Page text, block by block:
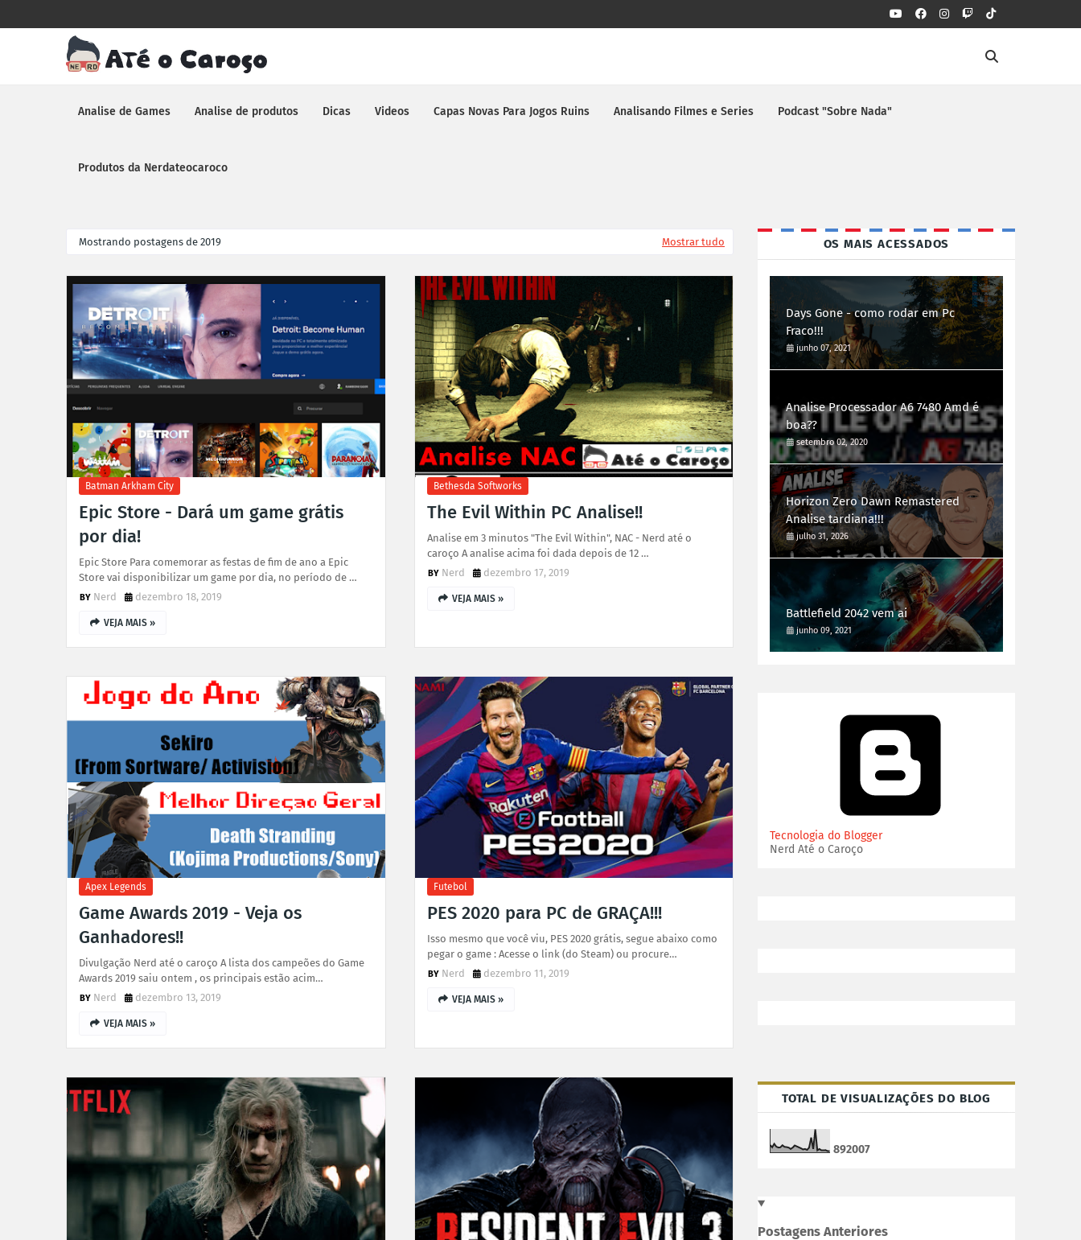
Analise de Games Analise de produtos Dicas Videos Capas Novas Para Jogos Ruins Analisando Filmes e Series Podcast "Sobre Nada"
Produtos da Nerdateocaroco
Mostrando postagens de 2019 Mostrar tudo
Batman Arkham City
Epic Store - Dará um game grátis
por dia!
Epic Store Para comemorar as festas de fim de ano a Epic
Store vai disponibilizar um game por dia, no período de …
Nerd
dezembro 18, 2019
VEJA MAIS »
Bethesda Softworks
The Evil Within PC Analise!!
Analise em 3 minutos "The Evil Within", NAC - Nerd até o
caroço A analise acima foi dada depois de 12 …
Nerd
dezembro 17, 2019
VEJA MAIS »
Apex Legends
Game Awards 2019 - Veja os
Ganhadores!!
Divulgação Nerd até o caroço A lista dos campeões do Game
Awards 2019 saiu ontem , os principais estão acim…
Nerd
dezembro 13, 2019
VEJA MAIS »
Futebol
PES 2020 para PC de GRAÇA!!!
Isso mesmo que você viu, PES 2020 grátis, segue abaixo como
pegar o game : Acesse o link (do Steam) ou procure…
Nerd
dezembro 11, 2019
VEJA MAIS »
OS MAIS ACESSADOS
Days Gone - como rodar em Pc
Fraco!!!
junho 07, 2021
Analise Processador A6 7480 Amd é
boa??
setembro 02, 2020
Horizon Zero Dawn Remastered
Analise tardiana!!!
julho 31, 2026
Battlefield 2042 vem ai
junho 09, 2021
Tecnologia do Blogger
Nerd Até o Caroço
TOTAL DE VISUALIZAÇÕES DO BLOG
892007
Postagens Anteriores